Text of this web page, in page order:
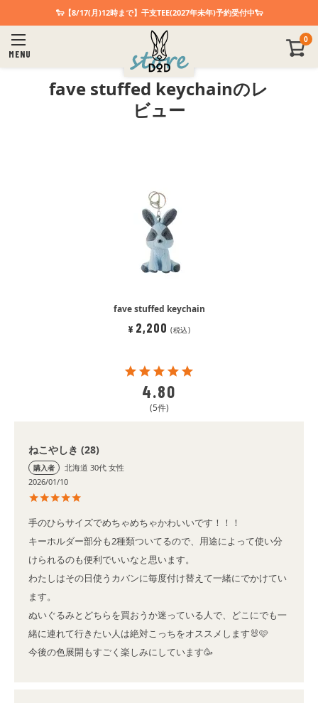
🐑【8/17(月)12時まで】干支TEE(2027年未年)予約受付中🐑
MENU
0
fave stuffed keychainのレ
ビュー
fave stuffed keychain
¥ 2,200 税込
4.80
5
ねこやしき 28
購入者 北海道 30代 女性
2026/01/10
手のひらサイズでめちゃめちゃかわいいです！！！
キーホルダー部分も2種類ついてるので、用途によって使い分
けられるのも便利でいいなと思います。
わたしはその日使うカバンに毎度付け替えて一緒にでかけてい
ます。
ぬいぐるみとどちらを買おうか迷っている人で、どこにでも一
緒に連れて行きたい人は絶対こっちをオススメします🐰🩷
今後の色展開もすごく楽しみにしています🥳